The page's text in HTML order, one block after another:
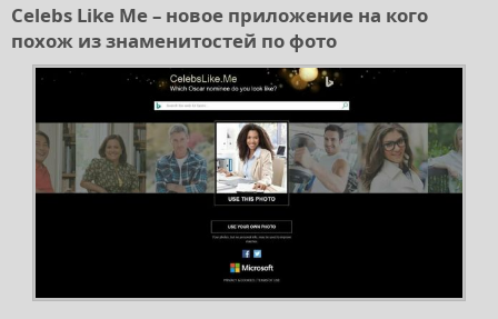
Celebs Like Me – новое приложение на кого
похож из знаменитостей по фото